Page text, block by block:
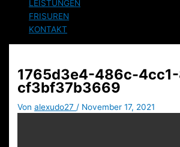
LEISTUNGEN
FRISUREN
KONTAKT
1765d3e4-486c-
cf3bf37b3669
Vonalexudo27 / November 17, 2021